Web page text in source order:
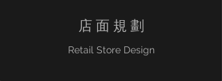
店 面 規 劃
Retail Store Design